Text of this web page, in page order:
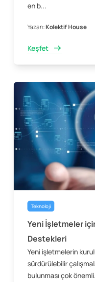
en b...
Yazan:Kolektif House
Keşfet
Teknoloji
Yeni İşletmeler
Destekleri
Yeni işletmelerin
sürdürülebilir
bulunması çok